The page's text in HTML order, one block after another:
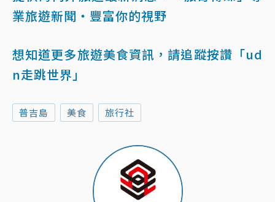
業旅遊新聞‧豐富你的視野
想知道更多旅遊美食資訊，請追蹤按讚「ud
n走跳世界」
普吉島 美食 旅行社